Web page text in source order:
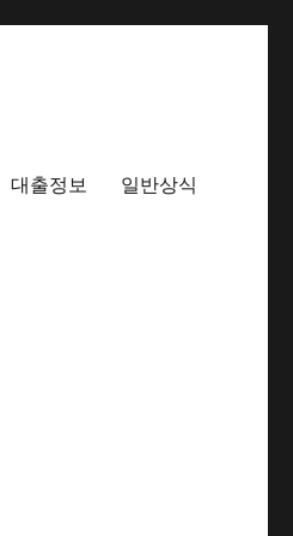
대출정보 일반상식